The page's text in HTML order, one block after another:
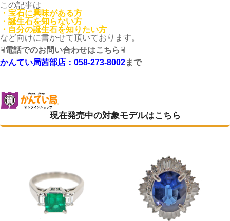
この記事は
・宝石に興味がある方
・誕生石を知らない方
・自分の誕生石を知りたい方
など向けに書かせて頂いております。
☟電話でのお問い合わせはこちら☟
かんてい局茜部店：058-273-8002まで
現在発売中の対象モデルはこちら